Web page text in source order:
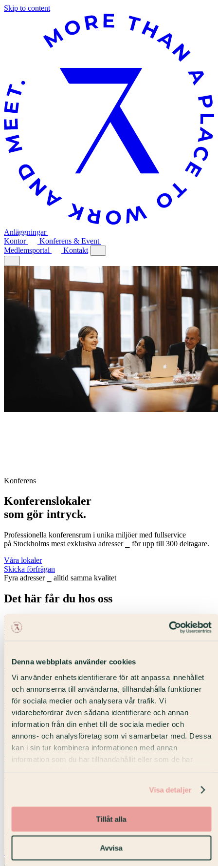
Denna webbplats använder cookies
Vi använder enhetsidentifierare för att anpassa innehållet
och annonserna till användarna, tillhandahålla funktioner
för sociala medier och analysera vår trafik. Vi
vidarebefordrar även sådana identifierare och annan
information från din enhet till de sociala medier och
annons- och analysföretag som vi samarbetar med. Dessa
kan i sin tur kombinera informationen med annan
information som du har tillhandahållit eller som de har
Visa detaljer
Tillåt alla
Avvisa
Skip to content
Anläggningar
Kontor
Konferens & Event
Medlemsportal
Kontakt
Konferens
Konferenslokaler
som gör intryck.
Professionella konferensrum i unika miljöer med fullservice
på Stockholms mest exklusiva adresser ⎯ för upp till 300 deltagare.
Våra lokaler
Skicka förfrågan
Fyra adresser ⎯ alltid samma kvalitet
Det här får du hos oss
Med fyra centrala anläggningar, dedikerade konferensvåningar -
med flexibla lokaler för hundratals deltagare - och ett erfaret team
hjälper vi företag att skapa konferenser som fungerar från första
mötet till genomförande.
Fyra anläggningar ⎯ centrala adresser
Flexibla lokaler
Mötesrådgivning
+20 års erfarenhet
Mat- & dryckesmenyer
Modern konferensutrustning
Vanliga frågor
Allt du behöver veta om konferens på 7A.
Fråga oss
Hur bokar jag?